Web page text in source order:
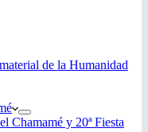
de la Humanidad
Chamamé y 20ª Fiesta